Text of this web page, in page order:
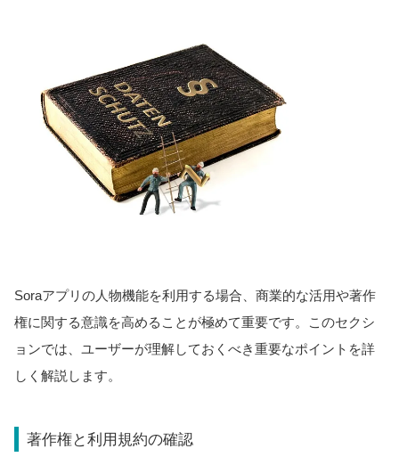
Soraアプリの人物機能を利用する場合、商業的な活用や著作
権に関する意識を高めることが極めて重要です。このセクシ
ョンでは、ユーザーが理解しておくべき重要なポイントを詳
しく解説します。
著作権と利用規約の確認